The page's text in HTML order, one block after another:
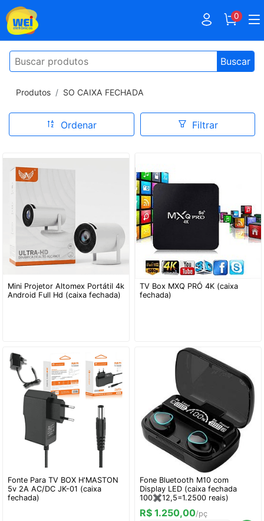
0
Buscar
Produtos SO CAIXA FECHADA
Ordenar Filtrar
Mini Projetor Altomex Portátil 4k
Android Full Hd (caixa fechada)
TV Box MXQ PRÓ 4K (caixa
fechada)
Fonte Para TV BOX H'MASTON
5v 2A AC/DC JK-01 (caixa
fechada)
Fone Bluetooth M10 com
Display LED (caixa fechada
100✖️12,5=1.2500 reais)
R$ 1.250,00/pç